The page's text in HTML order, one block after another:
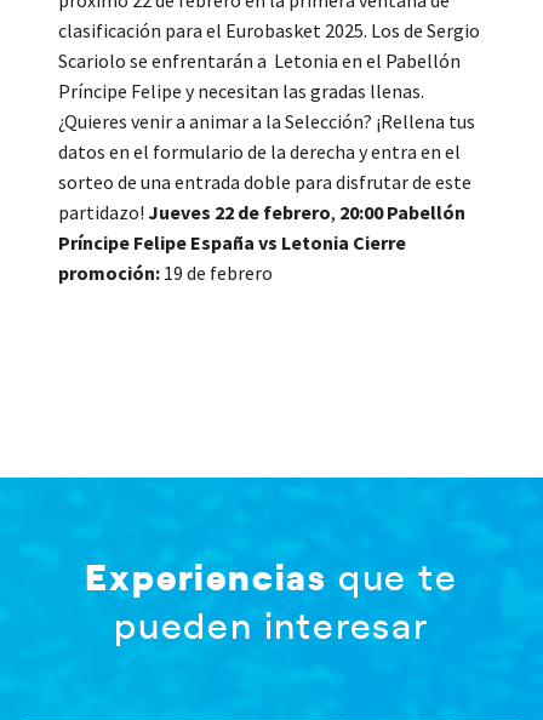
clasificación para el Eurobasket 2025. Los de Sergio
Scariolo se enfrentarán a Letonia en el Pabellón
Príncipe Felipe y necesitan las gradas llenas.
¿Quieres venir a animar a la Selección? ¡Rellena tus
datos en el formulario de la derecha y entra en el
sorteo de una entrada doble para disfrutar de este
partidazo! Jueves 22 de febrero, 20:00 Pabellón
Príncipe Felipe España vs Letonia Cierre
promoción: 19 de febrero
Experiencias que te
pueden interesar